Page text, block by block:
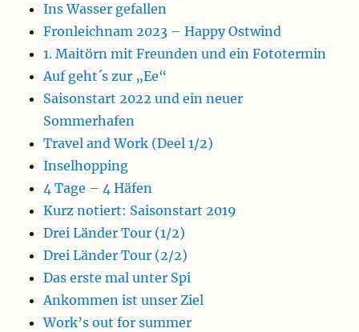
Ins Wasser gefallen
Fronleichnam 2023 – Happy Ostwind
1. Maitörn mit Freunden und ein Fototermin
Auf geht´s zur „Ee“
Saisonstart 2022 und ein neuer
Sommerhafen
Travel and Work (Deel 1/2)
Inselhopping
4 Tage – 4 Häfen
Kurz notiert: Saisonstart 2019
Drei Länder Tour (1/2)
Drei Länder Tour (2/2)
Das erste mal unter Spi
Ankommen ist unser Ziel
Work’s out for summer